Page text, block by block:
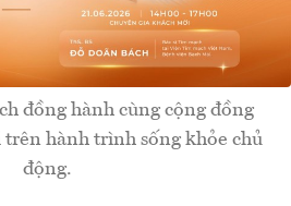
đồng hành cùng cộng đồng
trên hành trình sống khỏe chủ
động.